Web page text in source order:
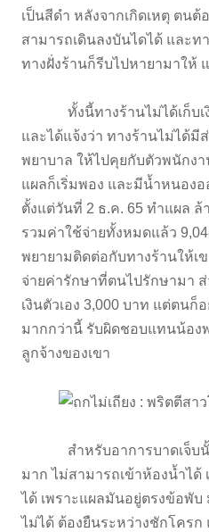
เป็นสีดำ หลังจากเกิดเหตุ ตนต้
สามารถเดินลงบันไดได้ และท
ทางฝั่งร้านก็รีบไปหายามาให้
ทั้งนี้ทางร้านไม่ได้เก็บเงิ
และได้แจ้งว่า ทางร้านไม่ได้มี
พยาบาล ให้ไปคุยกับตัวพนักงา
แผลก็เริ่มพอง และมีน้ำหนอง
ตั้งแต่วันที่ 2 ธ.ค. 65 ทำแผล ล้
รวมค่าใช้จ่ายทั้งหมดแล้ว
พยายามติดต่อกับทางร้านให้เ
จ่ายค่ารักษาที่ตนไปรักษามา
เงินตัวเอง 3,000 บาท แต่ตน
มากกว่านี้ รับผิดชอบแทนน้อง
ลูกจ้างของเขา
สำหรับอาการบาดเจ็บนั้
มาก ไม่สามารถเข้าห้องน้ำได้
ได้ เพราะแผลมันอยู่ตรงข้อพั
ไม่ได้ ต้องยืนระหว่างชักโครก